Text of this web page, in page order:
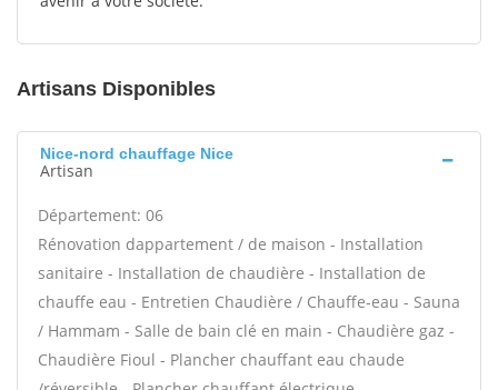
Artisans Disponibles
Nice-nord chauffage Nice
Artisan
Département: 06
Rénovation dappartement / de maison - Installation
sanitaire - Installation de chaudière - Installation de
chauffe eau - Entretien Chaudière / Chauffe-eau - Sauna
/ Hammam - Salle de bain clé en main - Chaudière gaz -
Chaudière Fioul - Plancher chauffant eau chaude